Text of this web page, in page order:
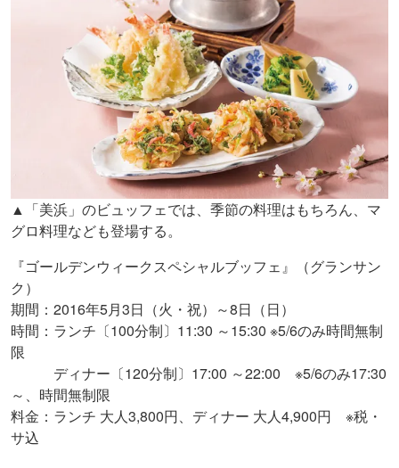
▲「美浜」のビュッフェでは、季節の料理はもちろん、マ
グロ料理なども登場する。
『ゴールデンウィークスペシャルブッフェ』（グランサン
ク）
期間：2016年5月3日（火・祝）～8日（日）
時間：ランチ〔100分制〕11:30 ～15:30 ※5/6のみ時間無制
限
ディナー〔120分制〕17:00 ～22:00 ※5/6のみ17:30
～、時間無制限
料金：ランチ 大人3,800円、ディナー 大人4,900円 ※税・
サ込